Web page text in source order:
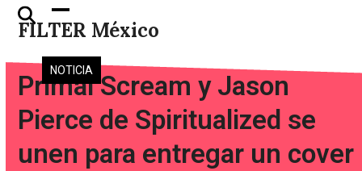
Skip
FILTER México
Open
mobile
menu
Close
mobile
menu
NOTICIA
Primal Scream y Jason
Pierce de Spiritualized se
unen para entregar un cover